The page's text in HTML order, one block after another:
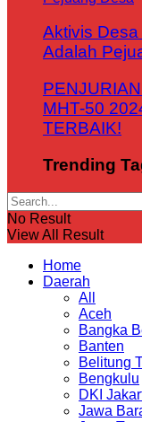
Aktivis
Adalah
MHT-50
TERBAIK!
Trending
No Result
View All Result
Home
Daerah
All
Aceh
Bangka
Banten
Belitung
Bengkulu
DKI
Jawa